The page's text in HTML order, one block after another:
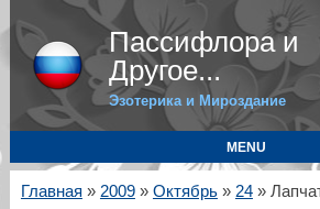
Пассифлора и
Другое...
Эзотерика и Мироздание
MENU
Главная » 2009 » Октябрь » 24»